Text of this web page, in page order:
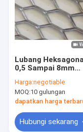
Lubang
0,5 Sampai 8mm
Mesh Untuk
Perlindungan
Harga:negotiable
MOQ:10 gulungan
dapatkan harga
Hubungi sekarang